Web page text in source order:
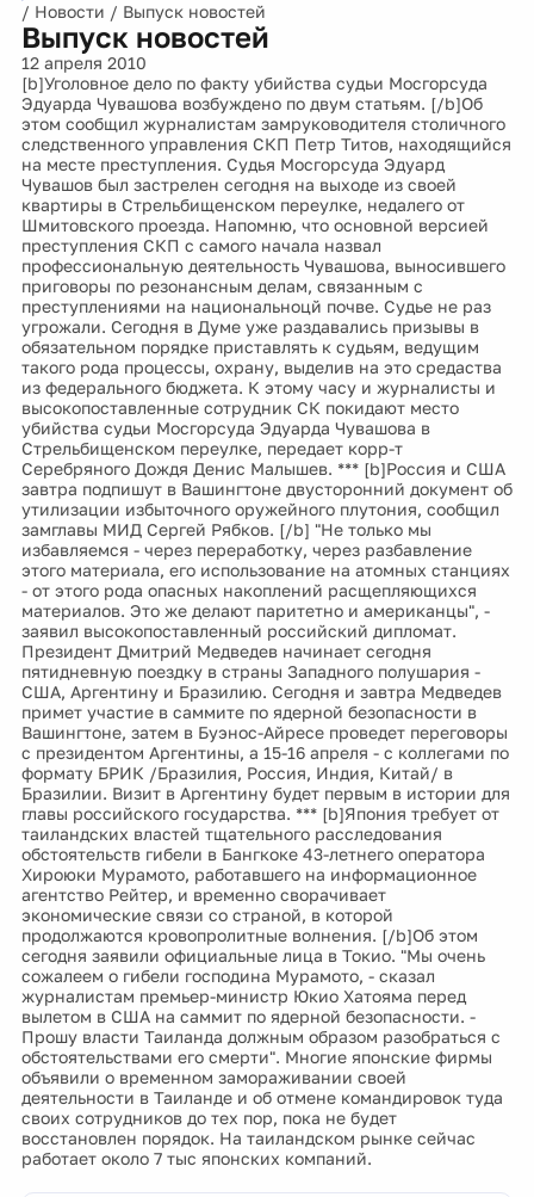
/ Новости / Выпуск новостей
Выпуск новостей
12 апреля 2010
[b]Уголовное дело по факту убийства судьи Мосгорсуда
Эдуарда Чувашова возбуждено по двум статьям. [/b]Об
этом сообщил журналистам замруководителя столичного
следственного управления СКП Петр Титов, находящийся
на месте преступления. Судья Мосгорсуда Эдуард
Чувашов был застрелен сегодня на выходе из своей
квартиры в Стрельбищенском переулке, недалего от
Шмитовского проезда. Напомню, что основной версией
преступления СКП с самого начала назвал
профессиональную деятельность Чувашова, выносившего
приговоры по резонансным делам, связанным с
преступлениями на национальноцй почве. Судье не раз
угрожали. Сегодня в Думе уже раздавались призывы в
обязательном порядке приставлять к судьям, ведущим
такого рода процессы, охрану, выделив на это средаства
из федерального бюджета. К этому часу и журналисты и
высокопоставленные сотрудник СК покидают место
убийства судьи Мосгорсуда Эдуарда Чувашова в
Стрельбищенском переулке, передает корр-т
Серебряного Дождя Денис Малышев. *** [b]Россия и США
завтра подпишут в Вашингтоне двусторонний документ об
утилизации избыточного оружейного плутония, сообщил
замглавы МИД Сергей Рябков. [/b] "Не только мы
избавляемся - через переработку, через разбавление
этого материала, его использование на атомных станциях
- от этого рода опасных накоплений расщепляющихся
материалов. Это же делают паритетно и американцы", -
заявил высокопоставленный российский дипломат.
Президент Дмитрий Медведев начинает сегодня
пятидневную поездку в страны Западного полушария -
США, Аргентину и Бразилию. Сегодня и завтра Медведев
примет участие в саммите по ядерной безопасности в
Вашингтоне, затем в Буэнос-Айресе проведет переговоры
с президентом Аргентины, а 15-16 апреля - с коллегами по
формату БРИК /Бразилия, Россия, Индия, Китай/ в
Бразилии. Визит в Аргентину будет первым в истории для
главы российского государства. *** [b]Япония требует от
таиландских властей тщательного расследования
обстоятельств гибели в Бангкоке 43-летнего оператора
Хироюки Мурамото, работавшего на информационное
агентство Рейтер, и временно сворачивает
экономические связи со страной, в которой
продолжаются кровопролитные волнения. [/b]Об этом
сегодня заявили официальные лица в Токио. "Мы очень
сожалеем о гибели господина Мурамото, - сказал
журналистам премьер-министр Юкио Хатояма перед
вылетом в США на саммит по ядерной безопасности. -
Прошу власти Таиланда должным образом разобраться с
обстоятельствами его смерти". Многие японские фирмы
объявили о временном замораживании своей
деятельности в Таиланде и об отмене командировок туда
своих сотрудников до тех пор, пока не будет
восстановлен порядок. На таиландском рынке сейчас
работает около 7 тыс японских компаний.